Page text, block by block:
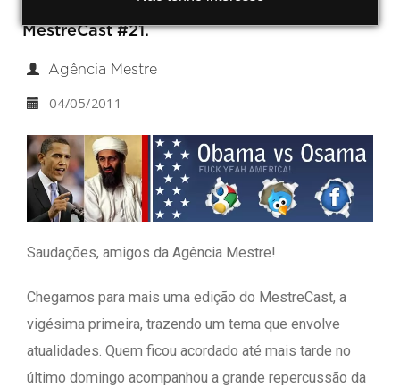
discussões como estas você encontra no
MestreCast #21.
Agência Mestre
04/05/2011
Saudações, amigos da Agência Mestre!
Chegamos para mais uma edição do MestreCast, a
vigésima primeira, trazendo um tema que envolve
atualidades. Quem ficou acordado até mais tarde no
último domingo acompanhou a grande repercussão da